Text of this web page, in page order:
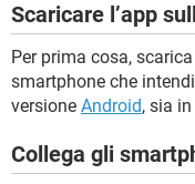
Scaricare l’app
Per prima cosa,
smartphone che
versione Android, sia
Collega gli